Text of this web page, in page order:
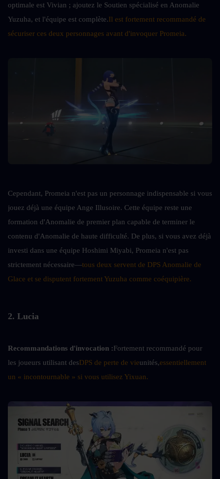
optimale est Vivian ; ajoutez le Soutien spécialisé en Anomalie
Yuzuha, et l'équipe est complète.Il est fortement recommandé de
sécuriser ces deux personnages avant d'invoquer Promeia.
Cependant, Promeia n'est pas un personnage indispensable si vous
jouez déjà une équipe Ange Illusoire. Cette équipe reste une
formation d'Anomalie de premier plan capable de terminer le
contenu d'Anomalie de haute difficulté. De plus, si vous avez déjà
investi dans une équipe Hoshimi Miyabi, Promeia n'est pas
strictement nécessaire—tous deux servent de DPS Anomalie de
Glace et se disputent fortement Yuzuha comme coéquipière.
2. Lucia
Recommandations d'invocation :Fortement recommandé pour
les joueurs utilisant desDPS de perte de vieunités,essentiellement
un « incontournable » si vous utilisez Yixuan.